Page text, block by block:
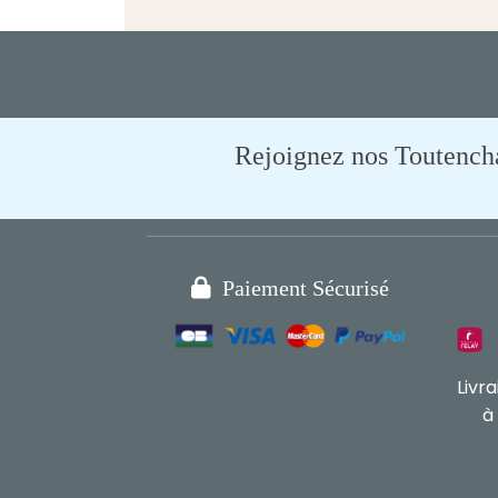
Rejoignez nos
 Paiement Sécurisé
à